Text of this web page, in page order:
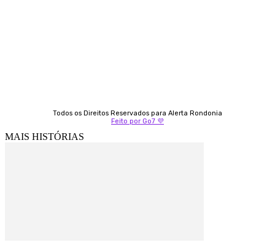
Todos os Direitos Reservados para Alerta Rondonia
Feito por Go7 💜
MAIS HISTÓRIAS